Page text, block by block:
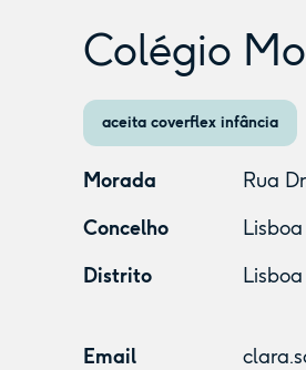
Colégio
aceita coverflex infância
Morada
Rua
Concelho
Lisboa
Distrito
Lisboa
Email